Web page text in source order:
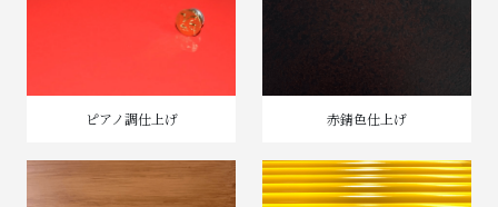
ピアノ調仕上げ 赤錆色仕上げ